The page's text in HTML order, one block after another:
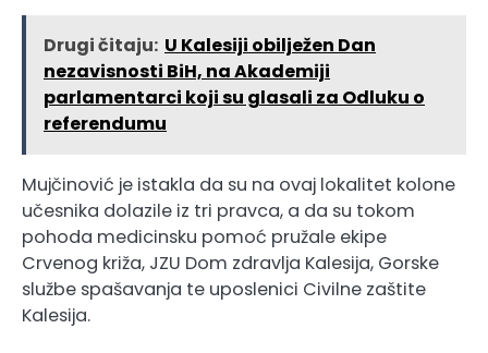
Drugi čitaju: U Kalesiji obilježen Dan
nezavisnosti BiH, na Akademiji
parlamentarci koji su glasali za Odluku o
referendumu
Mujčinović je istakla da su na ovaj lokalitet kolone
učesnika dolazile iz tri pravca, a da su tokom
pohoda medicinsku pomoć pružale ekipe
Crvenog križa, JZU Dom zdravlja Kalesija, Gorske
službe spašavanja te uposlenici Civilne zaštite
Kalesija.